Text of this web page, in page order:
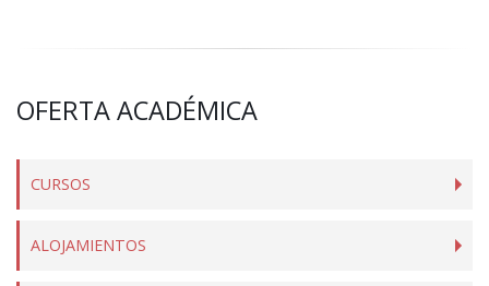
OFERTA ACADÉMICA
CURSOS
ALOJAMIENTOS